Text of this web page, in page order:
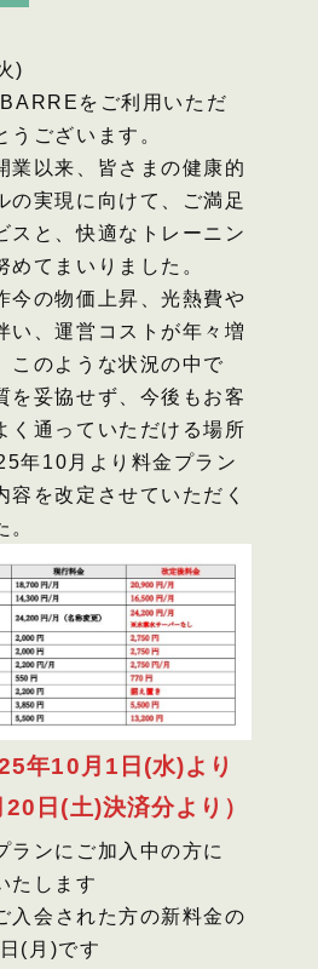
)
をご利用いただ
うございます。
業以来、皆さまの健康的
の実現に向けて、ご満足
スと、快適なトレーニン
めてまいりました。
今の物価上昇、光熱費や
い、運営コストが年々増
このような状況の中で
を妥協せず、今後もお客
く通っていただける場所
年10月より料金プラン
容を改定させていただく
。
年10月1日(水)より
日(土)決済分より）
ンにご加入中の方に
たします
会された方の新料金の
(月)です